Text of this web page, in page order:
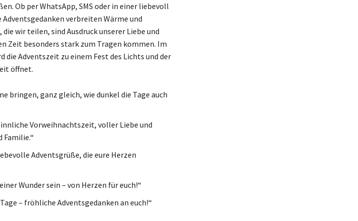
Ob per WhatsApp, SMS oder in einer liebevoll
verbreiten Wärme und
wir teilen, sind Ausdruck unserer Liebe und
Zeit besonders stark zum Tragen kommen. Im
die Adventszeit zu einem Fest des Lichts und der
öffnet.
bringen, ganz gleich, wie dunkel die Tage auch
Vorweihnachtszeit, voller Liebe und
Adventsgrüße, die eure Herzen
Wunder sein – von Herzen für euch!“
– fröhliche Adventsgedanken an euch!“